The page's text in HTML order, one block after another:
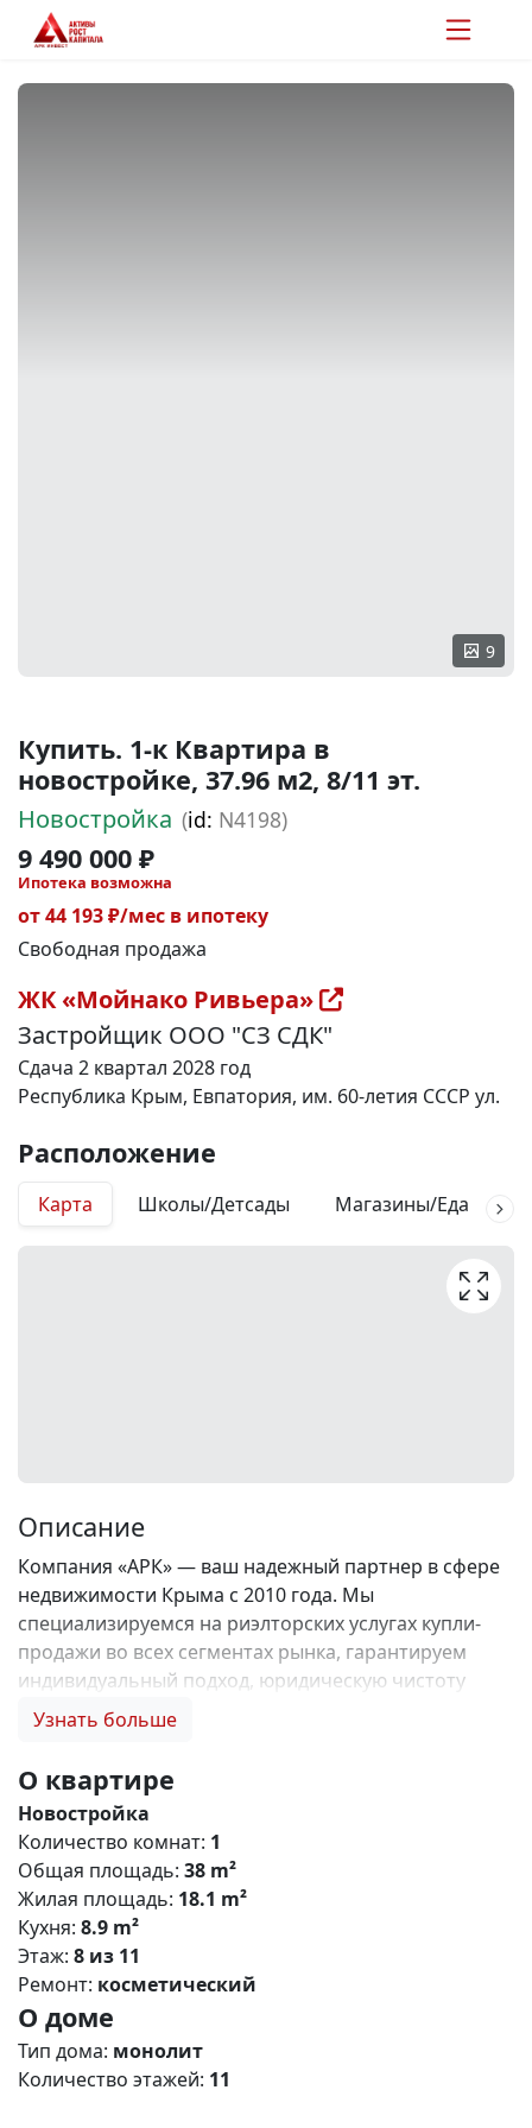
9
Купить. 1-к Квартира в
новостройке, 37.96 м2, 8/11 эт.
Новостройка (id: N4198)
9 490 000 ₽
Ипотека возможна
от 44 193 ₽/мес в ипотеку
Свободная продажа
ЖК «Мойнако Ривьера»
Застройщик ООО "СЗ СДК"
Сдача 2 квартал 2028 год
Республика Крым, Евпатория, им. 60-летия СССР ул.
Расположение
Карта Школы/Детсады Магазины/Еда
Описание
Компания «АРК» — ваш надежный партнер в сфере
недвижимости Крыма с 2010 года. Мы
специализируемся на риэлторских услугах купли-
продажи во всех сегментах рынка, гарантируем
индивидуальный подход, юридическую чистоту
объектов и безопасность сделок. Самое ценное для
комиссии и оформление ипотеки бесплатно; 2.
Покупку недвижимости по цене застройщика +
акции, бонусы, подарки; 3. Экспертное мнение о
каждом застройщике. Ваши интересы — наш
приоритет! 4. Профессиональную поддержку на всех
этапах сделки до получения ключей; 5. Фейерверк
подарков🎁 🎁 🎁! Купи с нами и выбери свой
ПОДАРОК! Monaco Riviera — премиальный жилой
комплекс в Евпатории О проекте Monaco Riviera —
масштабный мультиформатный комплекс,
расположенный в живописном районе Евпатории
на берегу озера Мойнакское. Проект объединяет
Узнать больше
О квартире
Новостройка
Количество комнат: 1
Общая площадь: 38 m²
Жилая площадь: 18.1 m²
Кухня: 8.9 m²
Этаж: 8 из 11
Ремонт: косметический
О доме
Тип дома: монолит
Количество этажей: 11